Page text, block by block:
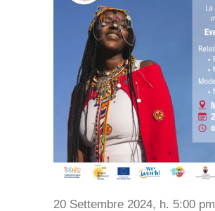
20 Settembre 2024, h. 5:00 pm